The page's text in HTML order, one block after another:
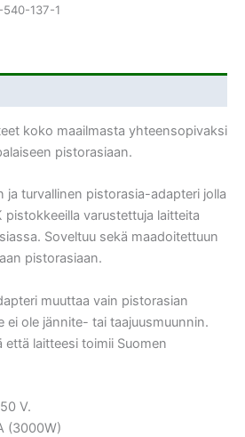
540-137-1
koko maailmasta yhteensopivaksi
pistorasiaan.
ja turvallinen pistorasia-adapteri jolla
pistokkeeilla varustettuja laitteita
Soveltuu sekä maadoitettuun
pistorasiaan.
muuttaa vain pistorasian
ei ole jännite- tai taajuusmuunnin.
laitteesi toimii Suomen
V.
(3000W)